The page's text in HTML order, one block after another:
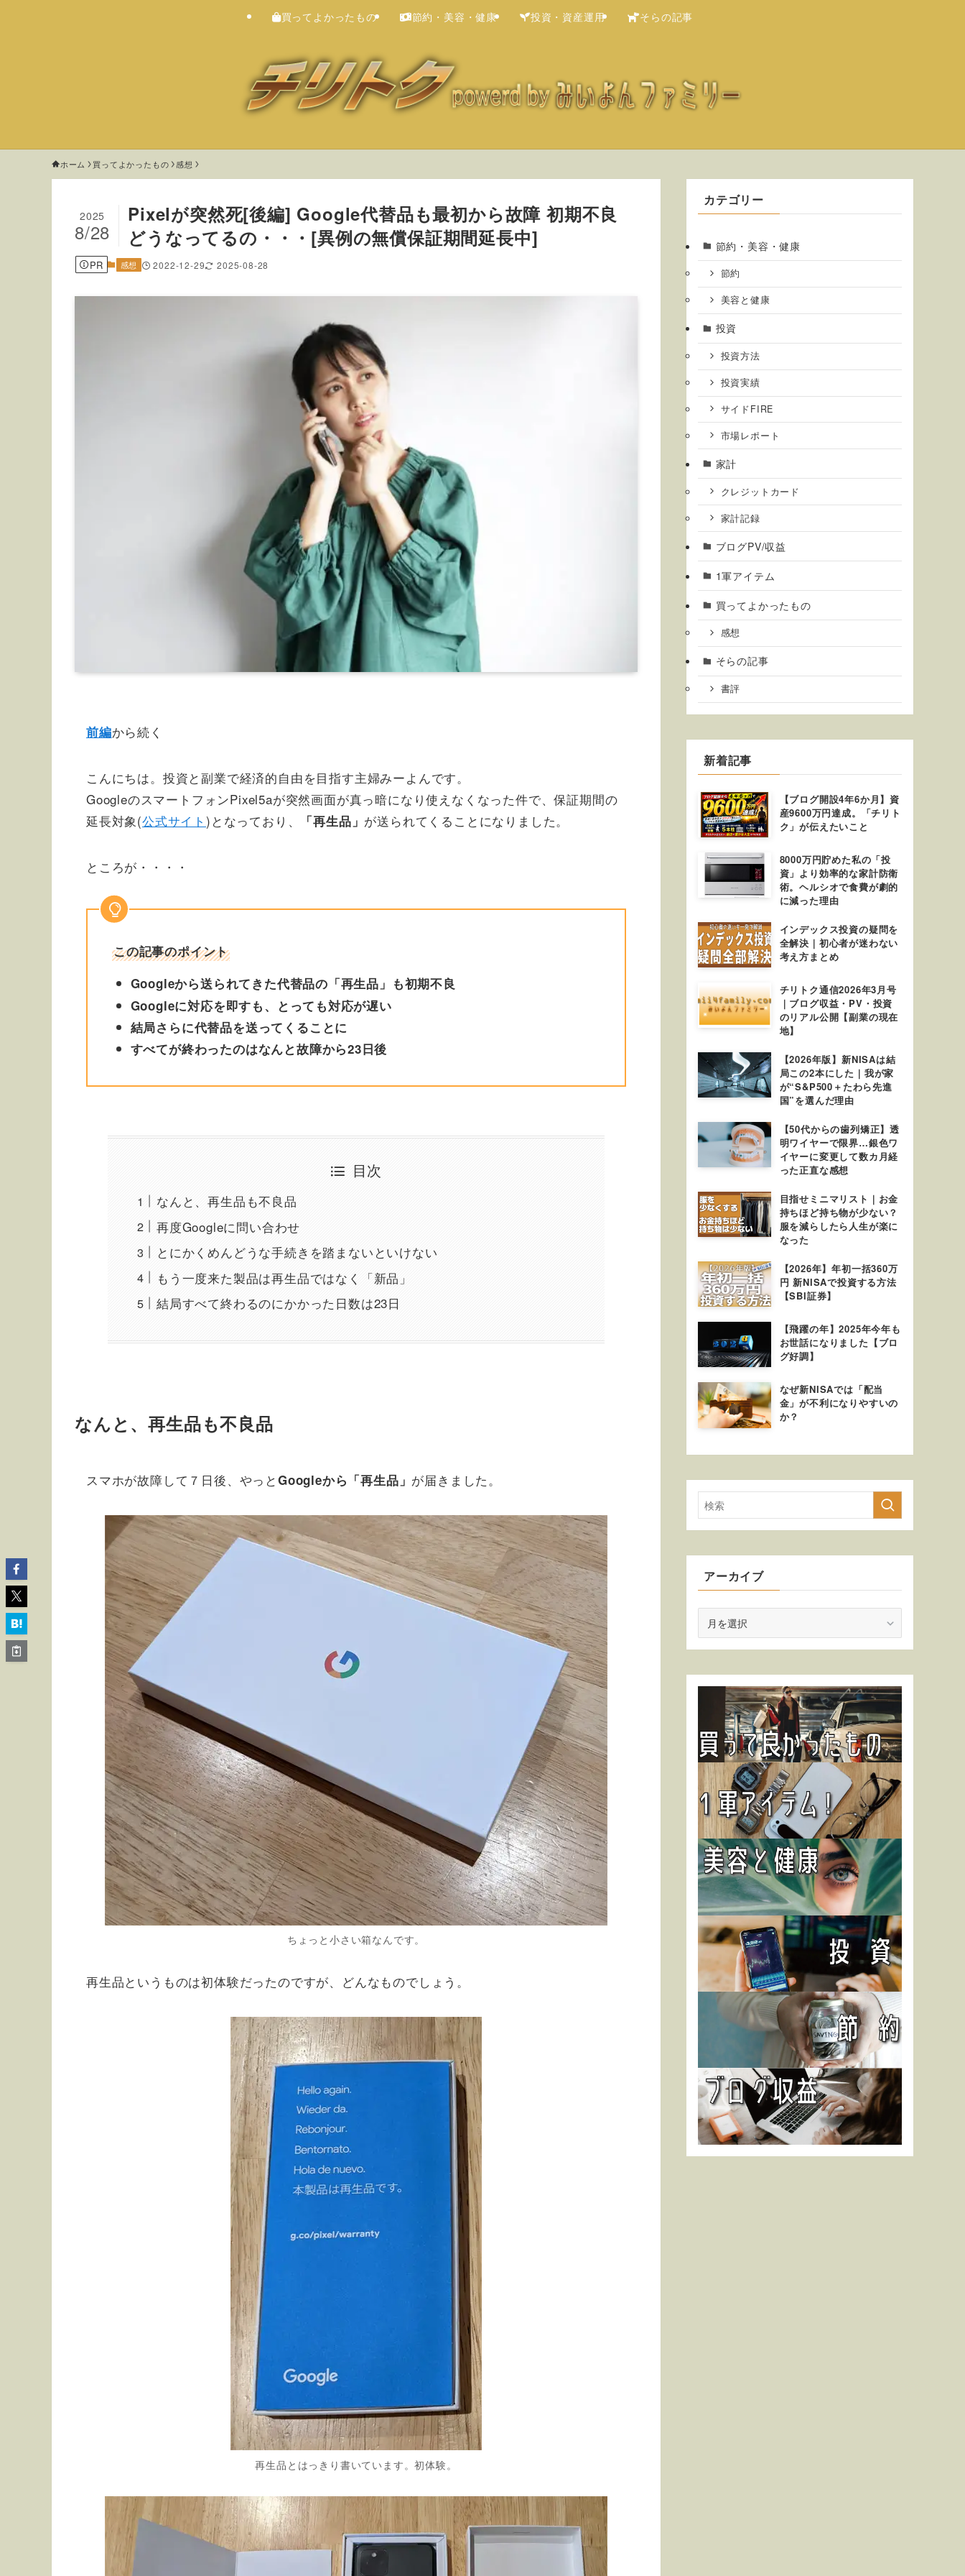
買ってよかったもの 節約・美容・健康 投資・資産運用 そらの記事
ホーム 買ってよかったもの 感想
Pixelが突然死[後編] Google代替品も最初から故障 初期不良
どうなってるの・・・[異例の無償保証期間延長中]
2025
8/28
PR 感想 2022-12-29 2025-08-28
前編から続く
こんにちは。投資と副業で経済的自由を目指す主婦みーよんです。
GoogleのスマートフォンPixel5aが突然画面が真っ暗になり使えなくなった件で、保証期間の
延長対象(公式サイト )となっており、 「再生品」 が送られてくることになりました。
ところが・・・・
この記事のポイント
Googleから送られてきた代替品の「再生品」も初期不良
Googleに対応を即すも、とっても対応が遅い
結局さらに代替品を送ってくることに
すべてが終わったのはなんと故障から23日後
目次
なんと、再生品も不良品
再度Googleに問い合わせ
とにかくめんどうな手続きを踏まないといけない
もう一度来た製品は再生品ではなく「新品」
結局すべて終わるのにかかった日数は23日
なんと、再生品も不良品
スマホが故障して７日後、やっとGoogleから「再生品」 が届きました。
ちょっと小さい箱なんです。
再生品というものは初体験だったのですが、どんなものでしょう。
再生品とはっきり書いています。初体験。
カテゴリー
節約・美容・健康
節約
美容と健康
投資
投資方法
投資実績
サイドFIRE
市場レポート
家計
クレジットカード
家計記録
ブログPV/収益
1軍アイテム
買ってよかったもの
感想
そらの記事
書評
新着記事
【ブログ開設4年6か月】資
産9600万円達成。「チリト
ク」が伝えたいこと
8000万円貯めた私の「投
資」より効率的な家計防衛
術。ヘルシオで食費が劇的
に減った理由
インデックス投資の疑問を
全解決｜初心者が迷わない
考え方まとめ
チリトク通信2026年3月号
｜ブログ収益・PV・投資
のリアル公開【副業の現在
地】
【2026年版】新NISAは結
局この2本にした｜我が家
が“S&P500＋たわら先進
国”を選んだ理由
【50代からの歯列矯正】透
明ワイヤーで限界…銀色ワ
イヤーに変更して数カ月経
った正直な感想
目指せミニマリスト｜お金
持ちほど持ち物が少ない？
服を減らしたら人生が楽に
なった
【2026年】年初一括360万
円 新NISAで投資する方法
【SBI証券】
【飛躍の年】2025年今年も
お世話になりました【ブロ
グ好調】
なぜ新NISAでは「配当
金」が不利になりやすいの
か？
アーカイブ
カ
ブ